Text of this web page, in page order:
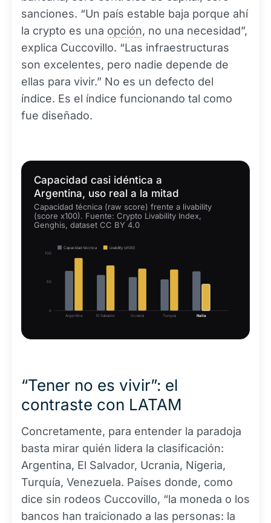
sanciones. “Un país estable baja porque ahí
la crypto es una opción, no una necesidad”,
explica Cuccovillo. “Las infraestructuras
son excelentes, pero nadie depende de
ellas para vivir.” No es un defecto del
índice. Es el índice funcionando tal como
fue diseñado.
Capacidad casi idéntica a
Argentina, uso real a la mitad
Capacidad técnica (raw score) frente a livability
(score x100). Fuente: Crypto Livability Index,
Genghis, dataset CC BY 4.0
Capacidad técnica Livability (x100)
100
50
0
Argentina El Salvador Ucrania Turquía Italia
“Tener no es vivir”: el
contraste con LATAM
Concretamente, para entender la paradoja
basta mirar quién lidera la clasificación:
Argentina, El Salvador, Ucrania, Nigeria,
Turquía, Venezuela. Países donde, como
dice sin rodeos Cuccovillo, “la moneda o los
bancos han traicionado a las personas: la